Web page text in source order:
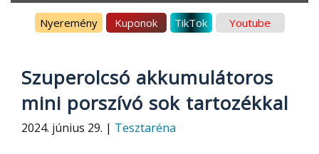
Nyeremény Kuponok TikTok Youtube
Szuperolcsó akkumulátoros
mini porszívó sok tartozékkal
2024. június 29. | Tesztaréna